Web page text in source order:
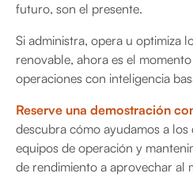
futuro, son el presente.
Si administra, opera u optimiza
renovable, ahora es el
operaciones con inteligencia
Reserve una demostración
descubra cómo ayudamos a
equipos de operación y
de rendimiento a aprovechar al